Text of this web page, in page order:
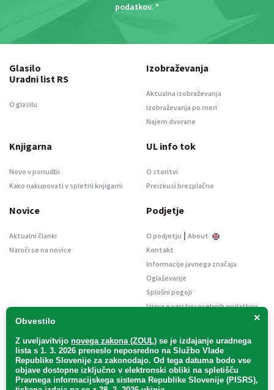
podatkov. *
×
Obvestilo
Z uveljavitvijo novega zakona (ZOUL) se je izdajanje uradnega
lista s 1. 3. 2026 preneslo neposredno na Službo Vlade
Republike Slovenije za zakonodajo. Od tega datuma bodo vse
objave dostopne izključno v elektronski obliki na spletišču
Pravnega informacijskega sistema Republike Slovenije (PISRS),
Glasilo
Uradni list RS
O glasilu
Izobraževanja
Aktualna izobraževanja
Izobraževanja po meri
Najem dvorane
Knjigarna
Novo v ponudbi
Kako nakupovati v spletni knjigarni
UL info tok
O storitvi
Preizkusi brezplačno
Novice
Aktualni članki
Naroči se na novice
Podjetje
O podjetju | About
Kontakt
Informacije javnega značaja
Oglaševanje
Splošni pogoji
Izjava o varstvu osebnih podatkov
Uradni list d. o. o. – v likvidaciji / Vse pravice pridržane.